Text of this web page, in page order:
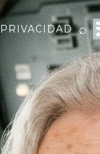
PRIVACIDAD ⌕